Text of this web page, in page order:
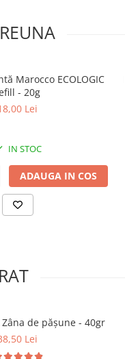
Marocco ECOLOGIC
- 20g
Lei
IN STOC
ADAUGA IN COS
Zâna de pășune - 40gr
Lei